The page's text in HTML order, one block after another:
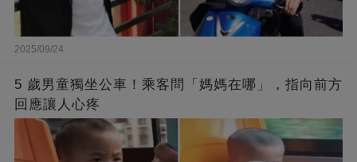
2025/09/24
5 歲男童獨坐公車！乘客問「媽媽在哪」，指向前方
回應讓人心疼